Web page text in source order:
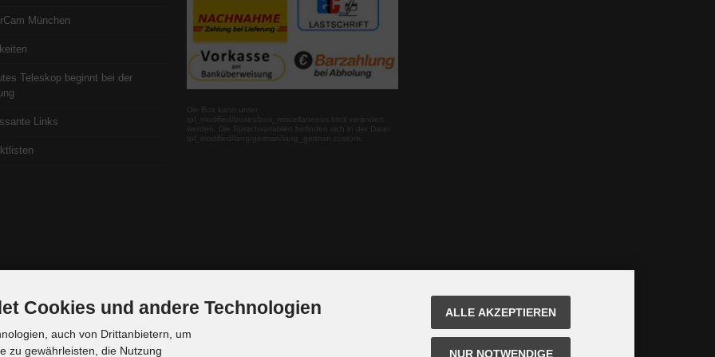
München
Teleskop beginnt bei der
Links
Die Box kann unter
tpl_modified/boxes/box_miscellaneous.html verändert
werden. Die Sprachvariablen befinden sich in der Datei
Cookies und andere Technologien
auch von Drittanbietern, um
zu gewährleisten, die Nutzung
ALLE AKZEPTIEREN
NUR NOTWENDIGE